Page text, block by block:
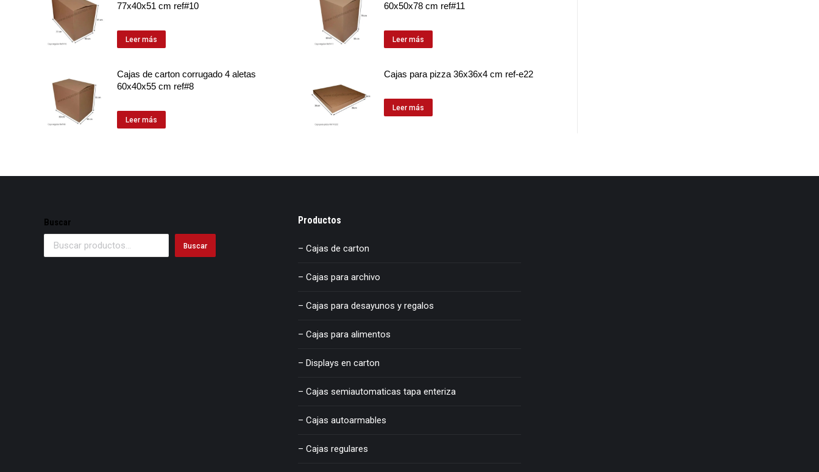
77x40x51 cm ref#10
Leer más
60x50x78 cm ref#11
Leer más
Cajas de carton corrugado 4 aletas
60x40x55 cm ref#8
Leer más
Cajas para pizza 36x36x4 cm ref-e22
Leer más
Buscar
Buscar
Productos
– Cajas de carton
– Cajas para archivo
– Cajas para desayunos y regalos
– Cajas para alimentos
– Displays en carton
– Cajas semiautomaticas tapa enteriza
– Cajas autoarmables
– Cajas regulares